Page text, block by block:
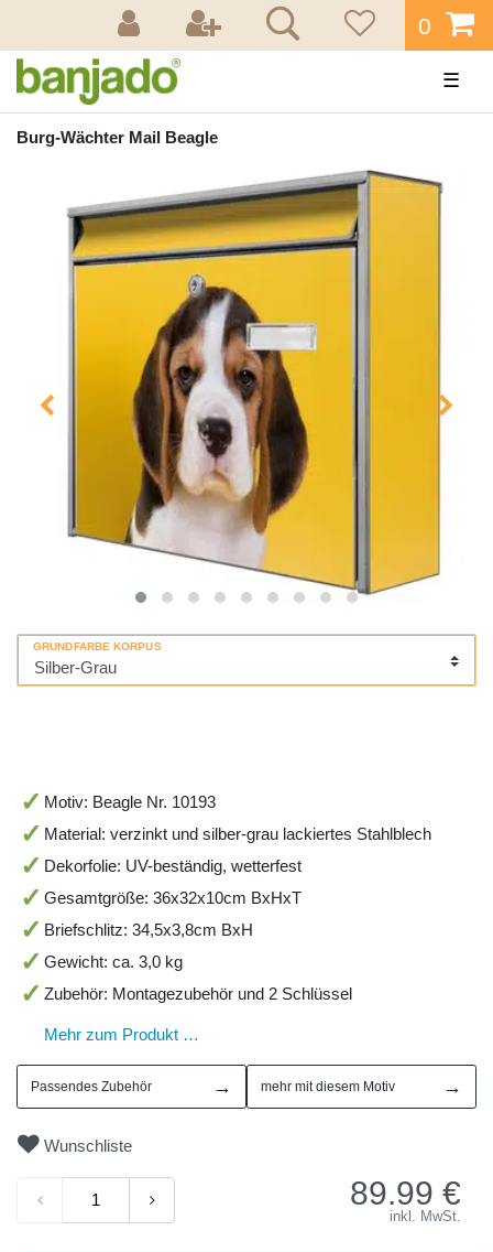
0
☰
Burg-Wächter Mail Beagle
GRUNDFARBE KORPUS
Motiv: Beagle Nr. 10193
Material: verzinkt und silber-grau lackiertes Stahlblech
Dekorfolie: UV-beständig, wetterfest
Gesamtgröße: 36x32x10cm BxHxT
Briefschlitz: 34,5x3,8cm BxH
Gewicht: ca. 3,0 kg
Zubehör: Montagezubehör und 2 Schlüssel
Mehr zum Produkt …
Passendes Zubehör → mehr mit diesem Motiv →
Wunschliste
89.99 €
inkl. MwSt.